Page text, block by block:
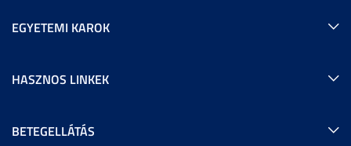
EGYETEMI KAROK
HASZNOS LINKEK
BETEGELLÁTÁS